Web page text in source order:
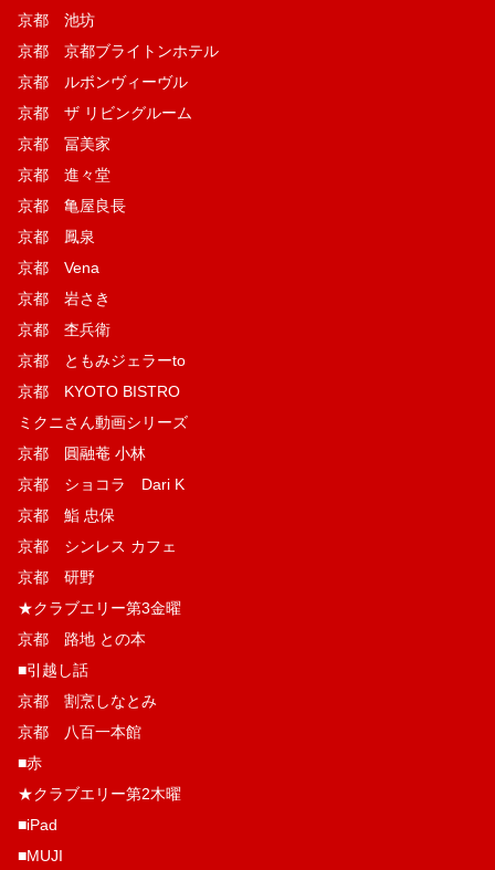
京都 池坊
京都 京都ブライトンホテル
京都 ルボンヴィーヴル
京都 ザ リビングルーム
京都 冨美家
京都 進々堂
京都 亀屋良長
京都 鳳泉
京都 Vena
京都 岩さき
京都 杢兵衛
京都 ともみジェラーto
京都 KYOTO BISTRO
ミクニさん動画シリーズ
京都 圓融菴 小林
京都 ショコラ Dari K
京都 鮨 忠保
京都 シンレス カフェ
京都 研野
★クラブエリー第3金曜
京都 路地 との本
■引越し話
京都 割烹しなとみ
京都 八百一本館
■赤
★クラブエリー第2木曜
■iPad
■MUJI